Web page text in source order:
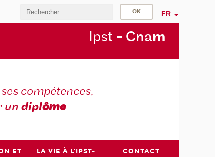
FR
Ipst - Cnam
compétences,
undiplôme
ET
LA VIE À L'IPST-
CONTACT